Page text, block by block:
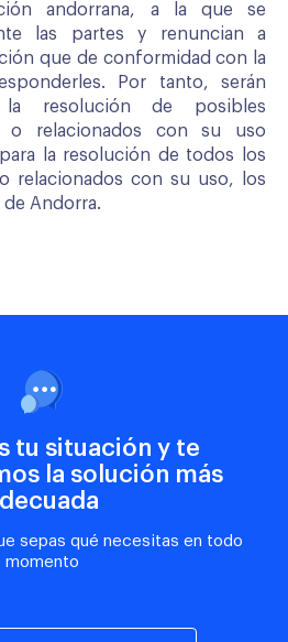
andorrana, a la que se
las partes y renuncian a
que de conformidad con la
Por tanto, serán
la resolución de posibles
o relacionados con su uso
la resolución de todos los
relacionados con su uso, los
de Andorra.
tu situación y te
la solución más
sepas qué necesitas en todo
momento